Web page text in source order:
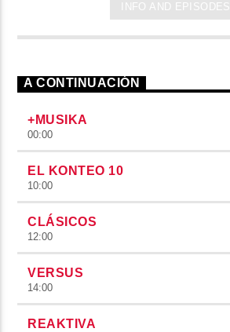
INFO AND EPISODES
A CONTINUACIÓN
+MUSIKA
00:00
EL KONTEO 10
10:00
CLÁSICOS
12:00
VERSUS
14:00
REAKTIVA